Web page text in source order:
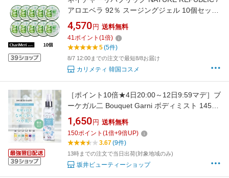
アロエベラ 92％ スージングジェル 10個セット/
保湿 スキンケア ボディケア / モイスチャー ゲ
ル / 韓国コスメ 送料無料 (国内配送 / 宅急便)
4,570 円 送料無料
41ポイント (1倍)
5(5件)
8/7 12:00までの注文で最短8/8お届け
カリメティ 韓国コスメ
［ポイント10倍★4日20:00～12日9:59マデ］ブ
ーケガル二 Bouquet Garni ボディミスト 145ml
イランイラン ウェディングブライド ソフトコ
ットン トロピカルピーチ バニラムスク ベイビ
ーパウダー フレグランス 香水 ミスト 保湿 ボデ
ィケア ボディフレグランス コロン
1,650 円 送料無料
150ポイント (1倍+9倍UP)
3.67(9件)
13時までの注文で当日出荷(対象地域のみ)
坂井ビューティーショップ